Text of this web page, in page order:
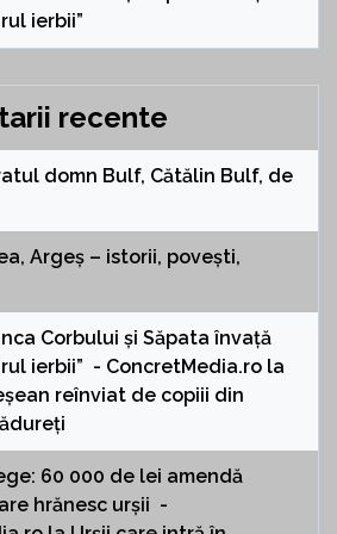
ierbii”
recente
domn Bulf, Cătălin Bulf, de
Argeș – istorii, povești,
Corbului și Săpata învață
ierbii” - ConcretMedia.rola
reînviat de copiii din
60 000 de lei amendă
hrănesc urșii -